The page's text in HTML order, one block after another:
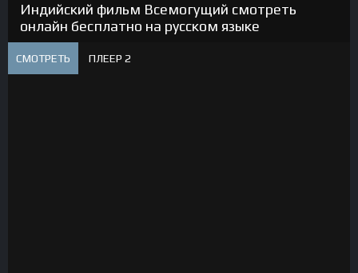
Индийский фильм Всемогущий смотреть
онлайн бесплатно на русском языке
СМОТРЕТЬ ПЛЕЕР 2